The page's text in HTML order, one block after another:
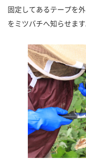
固定してあるテープを
をミツバチへ知らせます